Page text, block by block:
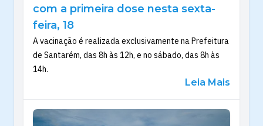
com a primeira dose nesta sexta-
feira, 18
A vacinação é realizada exclusivamente na Prefeitura
de Santarém, das 8h às 12h, e no sábado, das 8h às
14h.
Leia Mais